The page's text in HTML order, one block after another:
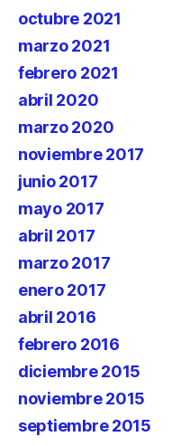
octubre 2021
marzo 2021
febrero 2021
abril 2020
marzo 2020
noviembre 2017
junio 2017
mayo 2017
abril 2017
marzo 2017
enero 2017
abril 2016
febrero 2016
diciembre 2015
noviembre 2015
septiembre 2015